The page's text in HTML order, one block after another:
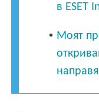
в ESET
• Моят